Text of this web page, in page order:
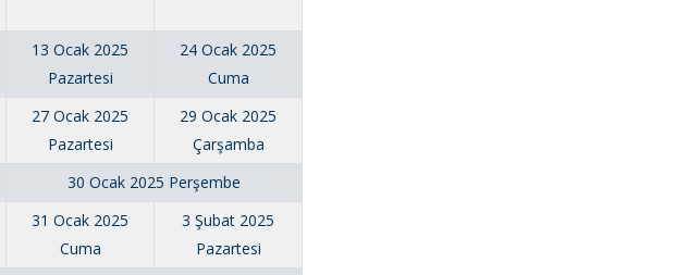
13 Ocak 2025
Pazartesi
24 Ocak 2025
Cuma
27 Ocak 2025
Pazartesi
29 Ocak 2025
Çarşamba
30 Ocak 2025 Perşembe
31 Ocak 2025
Cuma
3 Şubat 2025
Pazartesi